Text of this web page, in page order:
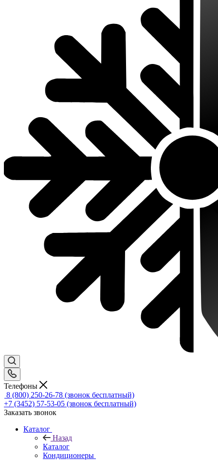
Телефоны
8 (800) 250-26-78 (звонок бесплатный)
+7 (3452) 57-53-05 (звонок бесплатный)
Заказать звонок
Каталог
Назад
Каталог
Кондиционеры